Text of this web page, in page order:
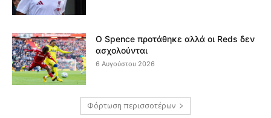
Ο Spence προτάθηκε αλλά οι Reds δεν
ασχολούνται
6 Αυγούστου 2026
Φόρτωση περισσοτέρων